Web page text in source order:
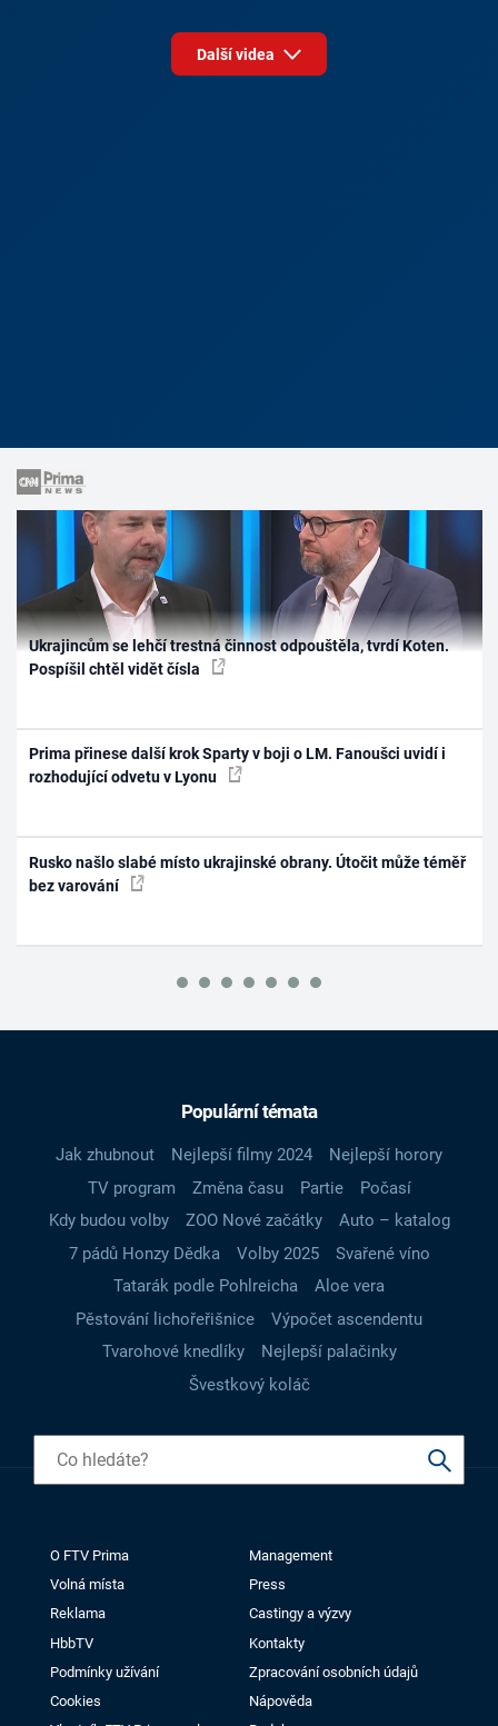
Další videa
Ukrajincům se lehčí trestná činnost odpouštěla, tvrdí Koten.
Pospíšil chtěl vidět čísla
Prima přinese další krok Sparty v boji o LM. Fanoušci uvidí i
rozhodující odvetu v Lyonu
Rusko našlo slabé místo ukrajinské obrany. Útočit může téměř
bez varování
Populární témata
Jak zhubnout Nejlepší filmy 2024
Nejlepší horory
TV program
Změna času Partie
Počasí
Kdy budou volby
ZOO Nové začátky
Auto – katalog
7 pádů Honzy Dědka
Volby 2025
Svařené víno
Tatarák podle Pohlreicha
Aloe vera
Pěstování lichořeřišnice
Výpočet ascendentu
Tvarohové knedlíky
Nejlepší palačinky
Švestkový koláč
O FTV Prima
Management
Volná místa
Press
Reklama
Castingy a výzvy
HbbTV
Kontakty
Podmínky užívání
Zpracování osobních údajů
Cookies
Nápověda